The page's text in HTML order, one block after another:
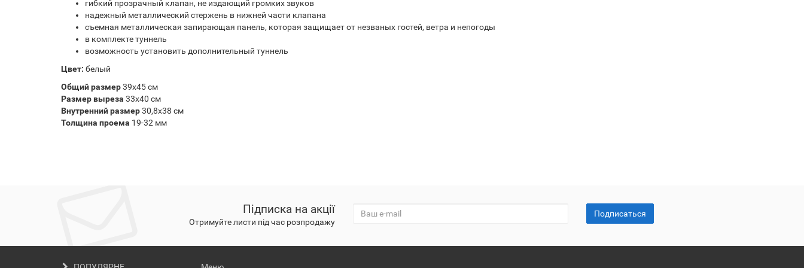
гибкий прозрачный клапан, не издающий громких звуков
надежный металлический стержень в нижней части клапана
съемная металлическая запирающая панель, которая защищает от незваных гостей, ветра и непогоды
в комплекте туннель
возможность установить дополнительный туннель
Цвет: белый
Общий размер39х45 см
Размер выреза 33х40 см
Внутренний размер30,8х38 см
Толщина проема 19-32 мм
Підписка на акції
Отримуйте листи під час розпродажу
Подписаться